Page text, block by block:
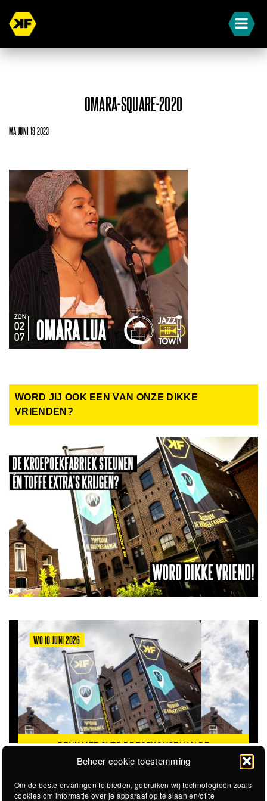
Beheer cookie toestemming
Om de beste ervaringen te bieden, gebruiken wij technologieën zoals
cookies om informatie over je apparaat op te slaan en/of te
OMARA-SQUARE-2020
MA JUNI 19 2023
WORD JIJ OOK EEN VAN ONZE DIKKE
VRIENDEN?
WO 10 JUNI 2026
DENK MEE OVER DE TOEKOMST VAN DE
KROEPOEKFABRIEK